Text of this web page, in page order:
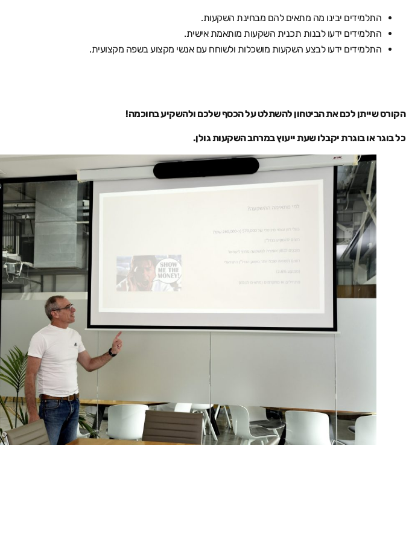
התלמידים יבינו מה מתאים להם מבחינת השקעות.
התלמידים ידעולבנות תכנית השקעות מותאמת אישית.
התלמידים ידעולבצע השקעות מושכלות ולשוחח עם אנשי מקצוע בשפה מקצועית.
הקורס שייתן לכם את הביטחון להשתלט על הכסף שלכם ולהשקיע בחוכמה!
כל בוגר או בוגרת יקבלו שעת ייעוץ במרחב השקעות גולן.